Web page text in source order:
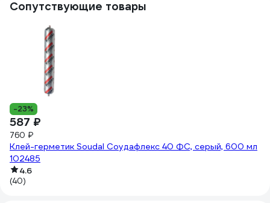
Сопутствующие товары
-23%
587 ₽
760 ₽
Клей-герметик Soudal Соудафлекс 40 ФС, серый, 600 мл
102485
4.6
(40)